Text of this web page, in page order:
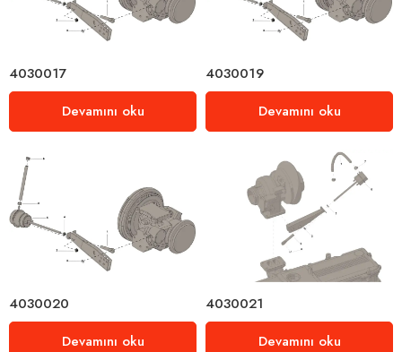
4030017
Devamını oku
4030019
Devamını oku
4030020
Devamını oku
4030021
Devamını oku